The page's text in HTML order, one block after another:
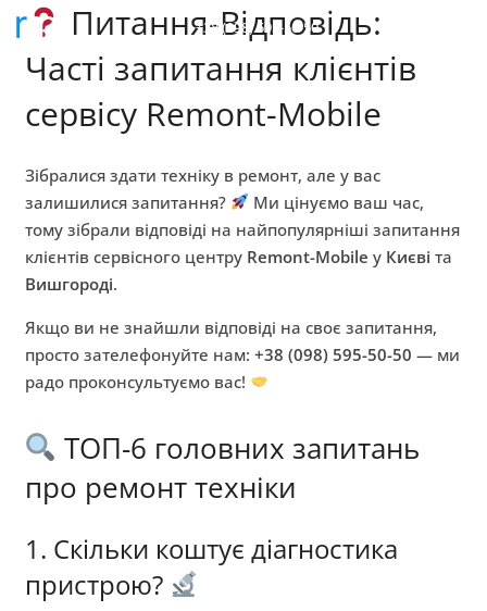
+38 (098) 595-50-50
Питання-Відповідь:
Часті запитання клієнтів
сервісу Remont-Mobile
Зібралися здати техніку в ремонт, але у вас
залишилися запитання?
Ми цінуємо ваш час,
тому зібрали відповіді на найпопулярніші запитання
клієнтів сервісного центру Remont-Mobile у Києві та
Вишгороді.
Якщо ви не знайшли відповіді на своє запитання,
просто зателефонуйте нам: +38 (098) 595-50-50 — ми
радо проконсультуємо вас!
ТОП-6 головних запитань
про ремонт техніки
1. Скільки коштує діагностика
пристрою?